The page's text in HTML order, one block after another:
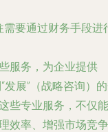
要通过财务手段进
服务，为企业提供
发展”（战略咨询）
些专业服务，不仅能
效率、增强市场竞争